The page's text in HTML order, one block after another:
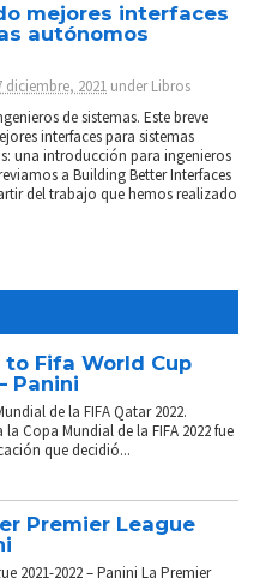
mejores interfaces
autónomos
diciembre, 2021 underLibros
de sistemas. Este breve
interfaces para sistemas
una introducción para ingenieros
a Building Better Interfaces
del trabajo que hemos realizado
to Fifa World Cup
Panini
de la FIFA Qatar 2022.
Copa Mundial de la FIFA 2022 fue
que decidió...
Premier League
2021-2022 – Panini La Premier